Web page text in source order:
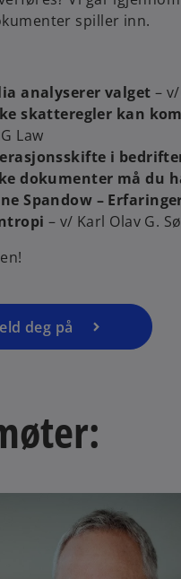
spiller inn.
analyserer valget –
skatteregler kan
Law
i
dokumenter må du
Spandow –
– v/ Karl Olav G.
deg på
o
p
e
n
n